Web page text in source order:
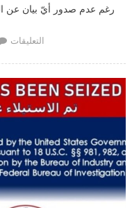
رغم عدم صدور أيّ بيان عن
التعليقات
علني
للقواعد
الأميركية
في
سوريا:
مواجهة
تَفتتح